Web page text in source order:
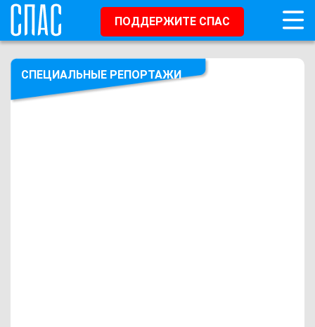
ПОДДЕРЖИТЕ СПАС
СПЕЦИАЛЬНЫЕ РЕПОРТАЖИ